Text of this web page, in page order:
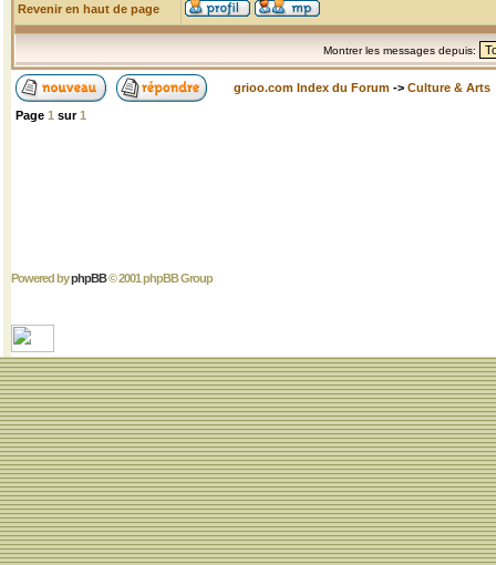
Revenir en haut de page
Montrer les messages depuis:
grioo.com Index du Forum -> Culture & Arts
Page 1 sur1
Powered byphpBB© 2001 phpBB Group